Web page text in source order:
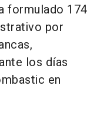
formulado 174
por
los días
en